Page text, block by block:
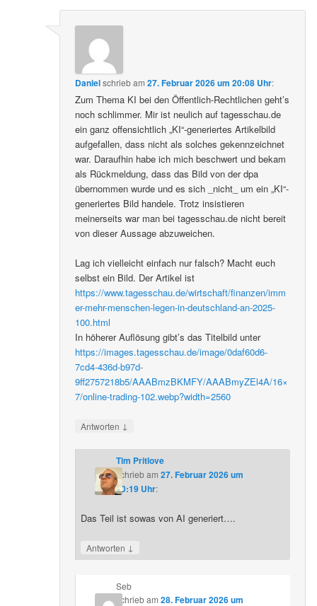
Danielschriebam27. Februar 2026 um 20:08 Uhr:
Zum Thema KI bei den Öffentlich-Rechtlichen geht’s
noch schlimmer. Mir ist neulich auf tagesschau.de
ein ganz offensichtlich „KI“-generiertes Artikelbild
aufgefallen, dass nicht als solches gekennzeichnet
war. Daraufhin habe ich mich beschwert und bekam
als Rückmeldung, dass das Bild von der dpa
übernommen wurde und es sich _nicht_ um ein „KI“-
generiertes Bild handele. Trotz insistieren
meinerseits war man bei tagesschau.de nicht bereit
von dieser Aussage abzuweichen.
Lag ich vielleicht einfach nur falsch? Macht euch
selbst ein Bild. Der Artikel ist
https://www.tagesschau.de/wirtschaft/finanzen/imm
er-mehr-menschen-legen-in-deutschland-an-2025-
100.html
In höherer Auflösung gibt’s das Titelbild unter
https://images.tagesschau.de/image/0daf60d6-
7cd4-436d-b97d-
9ff2757218b5/AAABmzBKMFY/AAABmyZEl4A/16×
7/online-trading-102.webp?width=2560
Antworten ↓
Tim Pritlove
schriebam 27. Februar 2026 um
20:19 Uhr:
Das Teil ist sowas von AI generiert….
Antworten ↓
Seb
schriebam 28. Februar 2026 um